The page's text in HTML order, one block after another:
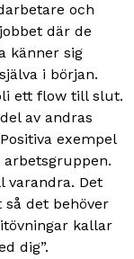
och
där de
känner sig
i början.
ett flow till slut.
av andras
exempel
varandra. Det
det behöver
kallar
dig”.